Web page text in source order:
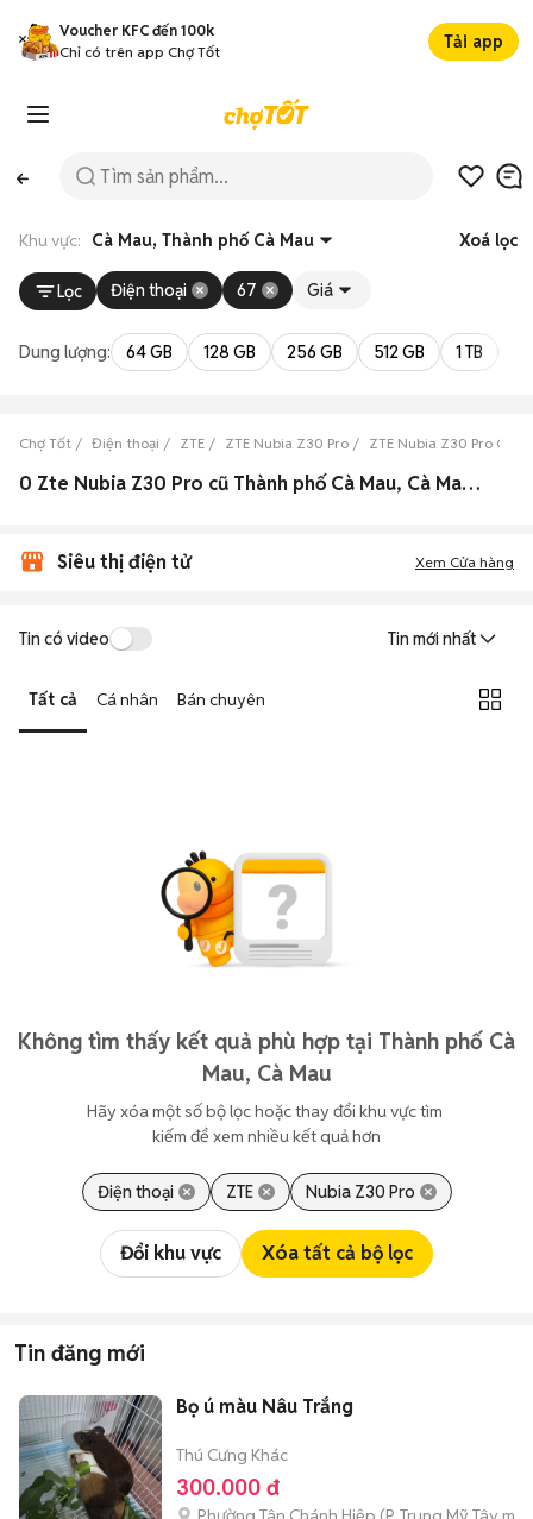
Voucher KFC đến 100k
Chỉ có trên app Chợ Tốt
Tải app
Khu vực: Cà Mau, Thành phố Cà Mau Xoá lọc
Lọc Điện thoại 67 Giá
Dung lượng: 64 GB 128 GB 256 GB 512 GB 1 TB
Chợ Tốt Điện thoại ZTE ZTE Nubia Z30 Pro ZTE Nubia Z30 Pro Cà
0 Zte Nubia Z30 Pro cũ Thành phố Cà Mau, Cà Mau đẹp
Siêu thị điện tử Xem Cửa hàng
Tin có video Tin mới nhất
Tất cả Cá nhân Bán chuyên
Không tìm thấy kết quả phù hợp tại Thành phố Cà
Mau, Cà Mau
Hãy xóa một số bộ lọc hoặc thay đổi khu vực tìm
kiếm để xem nhiều kết quả hơn
Điện thoại ZTE Nubia Z30 Pro
Đổi khu vực Xóa tất cả bộ lọc
Tin đăng mới
Bọ ú màu Nâu Trắng
Thú Cưng Khác
300.000 đ